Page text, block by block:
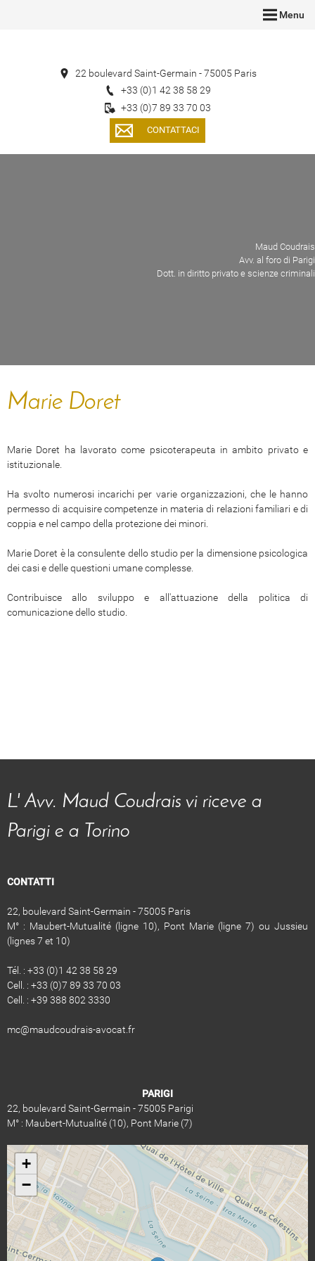
Menu
22 boulevard Saint-Germain - 75005 Paris
+33 (0)1 42 38 58 29
+33 (0)7 89 33 70 03
CONTATTACI
Maud Coudrais
Avv. al foro di Parigi
Dott. in diritto privato e scienze criminali
Marie Doret
Marie Doret ha lavorato come psicoterapeuta in ambito privato e
istituzionale.
Ha svolto numerosi incarichi per varie organizzazioni, che le hanno
permesso di acquisire competenze in materia di relazioni familiari e di
coppia e nel campo della protezione dei minori.
Marie Doret è la consulente dello studio per la dimensione psicologica
dei casi e delle questioni umane complesse.
Contribuisce allo sviluppo e all'attuazione della politica di
comunicazione dello studio.
L' Avv. Maud Coudrais vi riceve a
Parigi e a Torino
CONTATTI
22, boulevard Saint-Germain - 75005 Paris
M° : Maubert-Mutualité (ligne 10), Pont Marie (ligne 7) ou Jussieu
(lignes 7 et 10)
Tél. : +33 (0)1 42 38 58 29
Cell. : +33 (0)7 89 33 70 03
Cell. : +39 388 802 3330
​​​​mc@maudcoudrais-avocat.fr
PARIGI
22, boulevard Saint-Germain - 75005 Parigi
M° : Maubert-Mutualité (10), Pont Marie (7)
+
−